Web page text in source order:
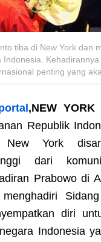
tiba di New York dan
Kehadirannya
penting yang
,NEW YORK
Republik
York
dari
Prabowo di
diri
Indonesia